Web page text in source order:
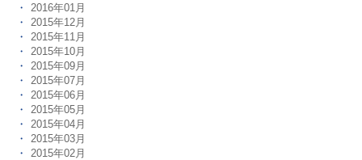
2016年01月
2015年12月
2015年11月
2015年10月
2015年09月
2015年07月
2015年06月
2015年05月
2015年04月
2015年03月
2015年02月